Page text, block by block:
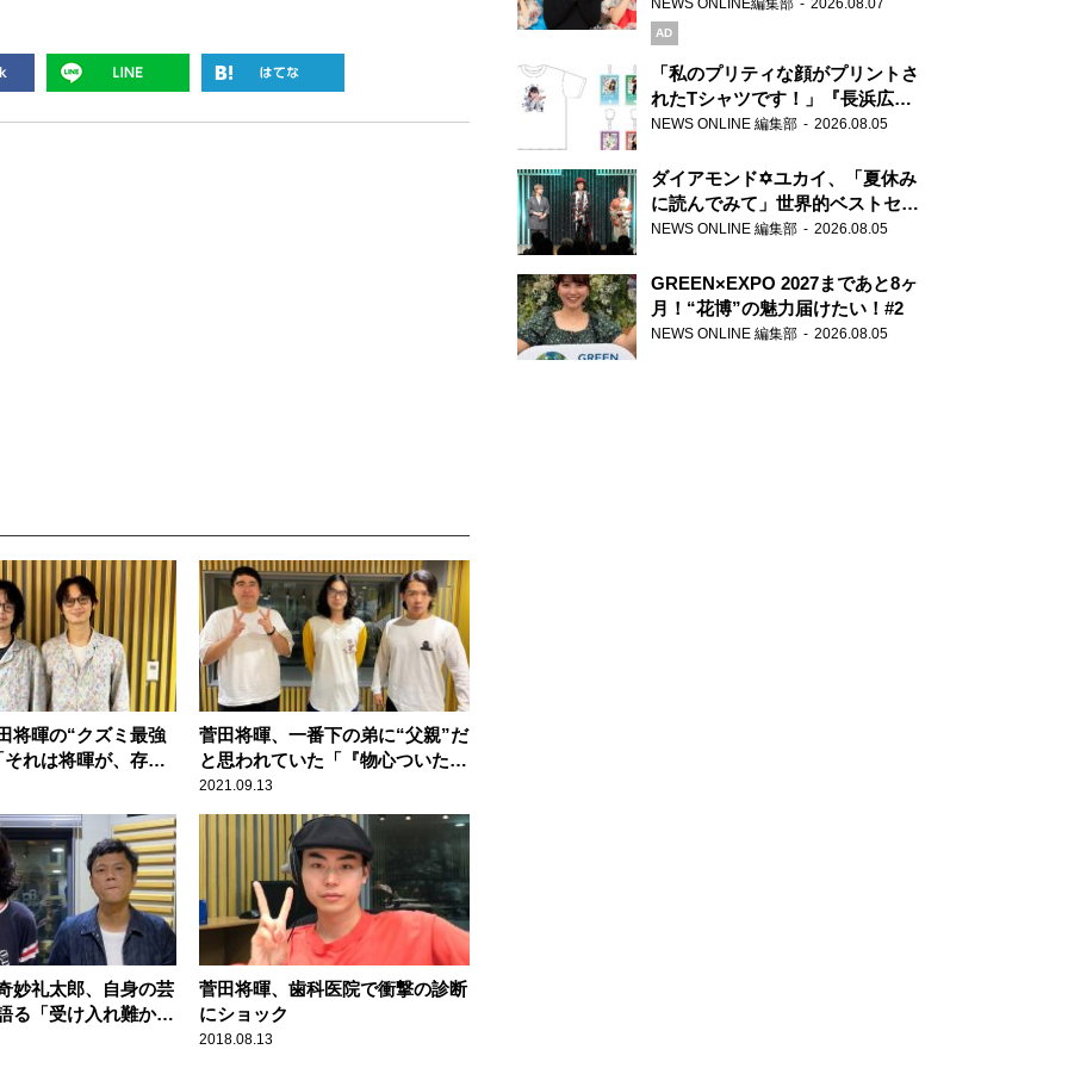
将暉の“クズミ最強
れは将暉が、存在
菅田将暉、一番下の弟に“父親”だ
と思われていた「『物心ついたら
テレビに出ていたから』って」
2021.09.13
妙礼太郎、自身の芸
る「受け入れ難かっ
菅田将暉、歯科医院で衝撃の診断
にショック
2018.08.13
NEWS ONLINE編集部 2026.08.07
AD
「私のプリティな顔がプリントさ
れたTシャツです！」『長浜広奈
天下無双』初の番組グッズ発売
NEWS ONLINE 編集部 2026.08.05
ダイアモンド✡ユカイ、「夏休み
に読んでみて」世界的ベストセラ
ー『アナスタシア』を紹介
NEWS ONLINE 編集部 2026.08.05
GREEN×EXPO 2027まであと8ヶ
月！“花博”の魅力届けたい！#2
NEWS ONLINE 編集部 2026.08.05